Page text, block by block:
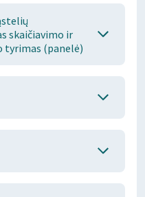
skaičiavimo ir
tyrimas (panelė)